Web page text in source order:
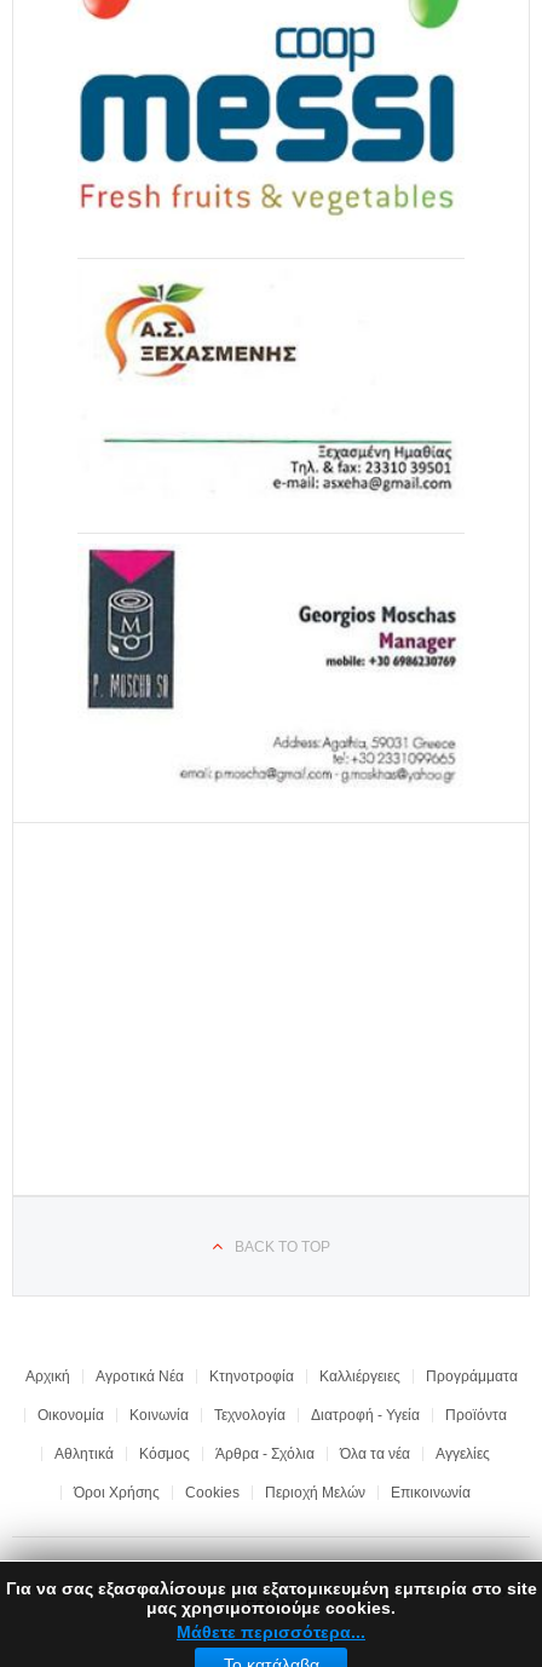
BACK TO TOP
Αρχική Αγροτικά Νέα Κτηνοτροφία Καλλιέργειες Προγράμματα
Οικονομία Κοινωνία Τεχνολογία Διατροφή - Υγεία Προϊόντα
Αθλητικά Κόσμος Άρθρα - Σχόλια Όλα τα νέα Αγγελίες
Όροι Χρήσης Cookies Περιοχή Μελών Επικοινωνία
Copyright © 2017 "Ημαθιώτικη Γη" | All rights reserved | Development by
LEONweb
Για να σας εξασφαλίσουμε μια εξατομικευμένη εμπειρία στο site
μας χρησιμοποιούμε cookies.
Μάθετε περισσότερα...